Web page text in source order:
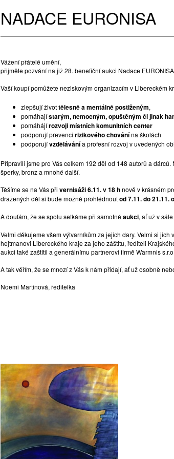
NADACE EURONISA
Vážení přátelé umění,
přijměte pozvání na již 28. benefiční aukci Nadace
Vaší koupí pomůžete neziskovým organizacím v Libereckém
zlepšují živottělesně a mentálně postiženým,
pomáhajístarým, nemocným, opuštěným či jinak
pomáhájírozvoji místních komunitních center
podporují prevenci rizikového chovánína školách
podporujívzdělávánía profesní rozvoj v uvedených
Připravili jsme pro Vás celkem 192 děl od 148 autorů a
šperky, bronz a mnohé další.
Těšíme se na Vás při vernisáži 6.11. v 18 hnově v krásném
dražených děl si bude možné prohlédnoutod 7.11. do 21.11.
A doufám, že se spolu setkáme při samotnéaukci, ať už v sále
Velmi děkujeme všem výtvarníkům za jejich dary. Velmi si
hejtmanovi Libereckého kraje za jeho záštitu, řediteli
aukci také zaštítil a generálnímu partnerovi firmě Warmnis
A tak věřím, že se mnozí z Vás k nám přidají, ať už osobně
Noemi Martinová, ředitelka